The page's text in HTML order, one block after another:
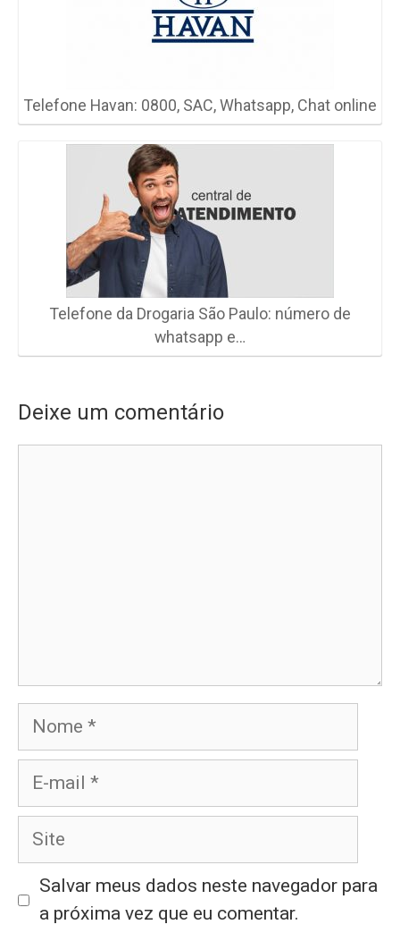
Telefone Havan: 0800, SAC, Whatsapp, Chat online
Telefone da Drogaria São Paulo: número de
whatsapp e…
Deixe um comentário
Nome
Site
Salvar meus dados neste navegador para
a próxima vez que eu comentar.